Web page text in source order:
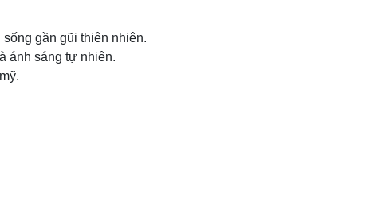
gần gũi thiên nhiên.
ánh sáng tự nhiên.